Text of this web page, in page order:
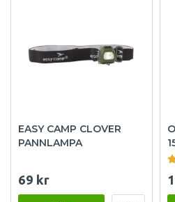
EASY CAMP CLOVER
PANNLAMPA
69 kr